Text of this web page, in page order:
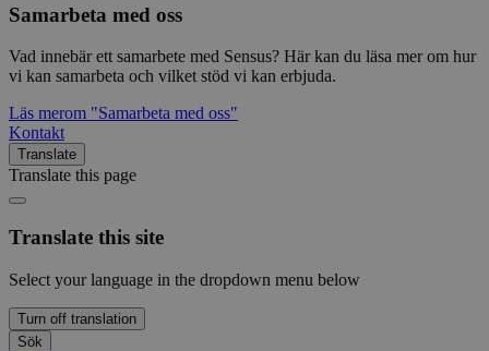
Samarbeta med oss
Vad innebär ett samarbete med Sensus? Här kan du läsa mer om hur
vi kan samarbeta och vilket stöd vi kan erbjuda.
Läs merom "Samarbeta med oss"
Kontakt
Translate
Translate this page
Translate this site
Select your language in the dropdown menu below
Turn off translation
Sök